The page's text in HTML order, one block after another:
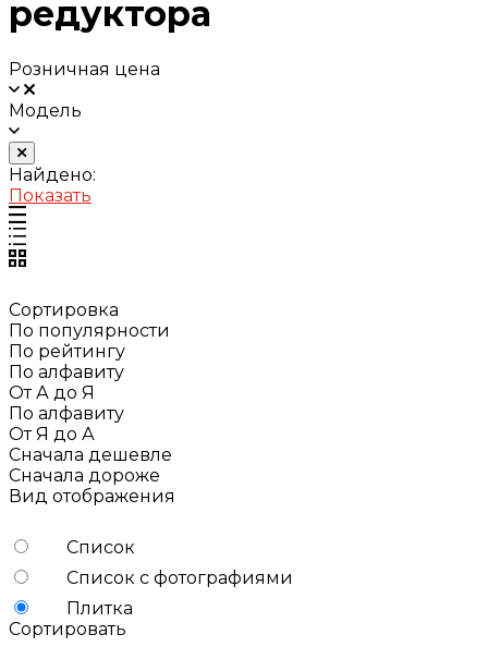
редуктора
Розничная цена
Модель
Найдено:
Показать
Сортировка
По популярности
По рейтингу
По алфавиту
От А до Я
По алфавиту
От Я до А
Сначала дешевле
Сначала дороже
Вид отображения
Список
Список с фотографиями
Плитка
Сортировать